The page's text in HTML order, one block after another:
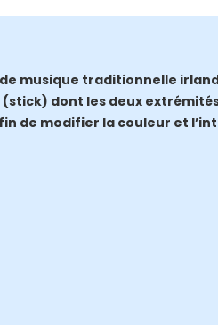
musique traditionnelle
dont les deux
de modifier la couleur et